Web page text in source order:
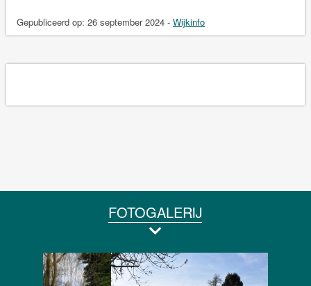
Gepubliceerd op: 26 september 2024 - Wijkinfo
FOTOGALERIJ